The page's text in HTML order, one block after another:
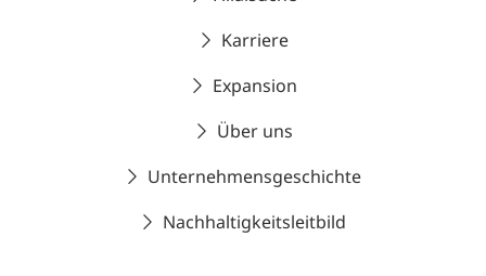
Karriere
Expansion
Über uns
Unternehmensgeschichte
Nachhaltigkeitsleitbild